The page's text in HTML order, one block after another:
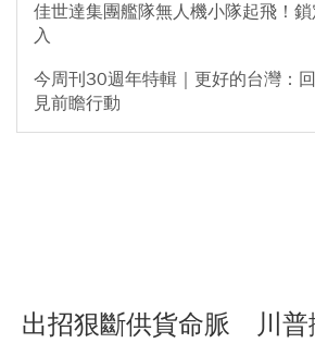
佳世達集團艦隊無人機小隊起飛！
入
今周刊30週年特輯｜更好的台灣：
見前瞻行動
出招狠斷供貨命脈 川普